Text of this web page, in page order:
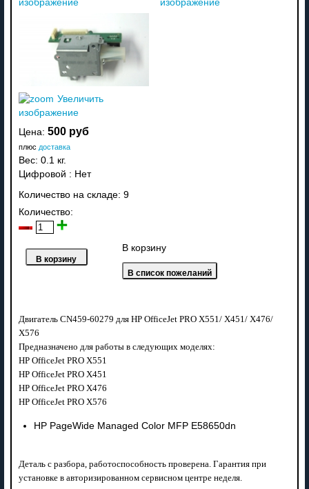
изображение
изображение
Увеличить
изображение
Цена: 500 руб
плюс доставка
Вес: 0.1 кг.
Цифровой : Нет
Количество на складе: 9
Количество:
В корзину
Двигатель CN459-60279 для HP OfficeJet PRO X551/ X451/ X476/
X576
Предназначено для работы в следующих моделях:
HP OfficeJet PRO X551
HP OfficeJet PRO X451
HP OfficeJet PRO X476
HP OfficeJet PRO X576
HP PageWide Managed Color MFP E58650dn
Деталь с разбора, работоспособность проверена. Гарантия при
установке в авторизированном сервисном центре неделя.